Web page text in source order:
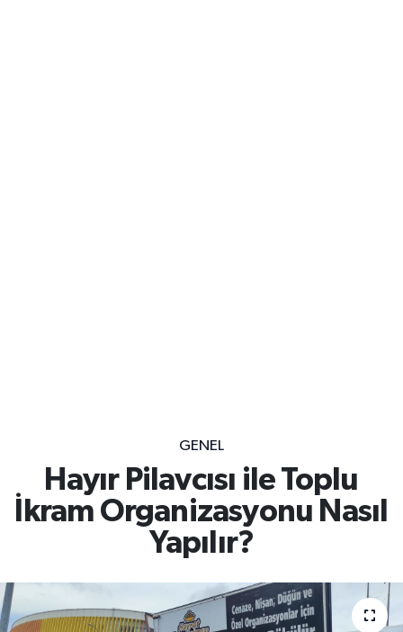
GENEL
Hayır Pilavcısı ile Toplu
İkram Organizasyonu Nasıl
Yapılır?